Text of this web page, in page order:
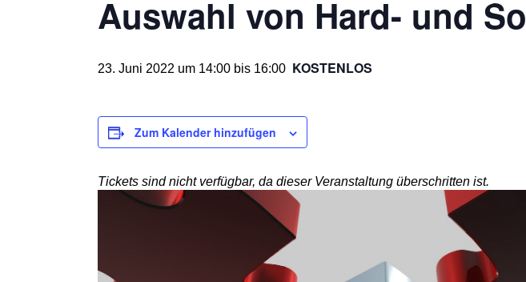
Auswahl von Hard- und
23. Juni 2022 um 14:00 bis 16:00 KOSTENLOS
Zum Kalender hinzufügen
Tickets sind nicht verfügbar, da dieser Veranstaltung überschritten ist.